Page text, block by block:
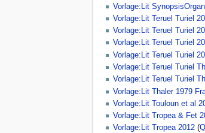
Vorlage:Lit
Vorlage:Lit Teruel Turiel
Vorlage:Lit Teruel Turiel
Vorlage:Lit Teruel Turiel
Vorlage:Lit Teruel Turiel
Vorlage:Lit Teruel Turiel
Vorlage:Lit Teruel Turiel
Vorlage:Lit Thaler 1979
Vorlage:Lit Touloun et al
Vorlage:Lit Tropea & Fet
Vorlage:Lit Tropea 2012(